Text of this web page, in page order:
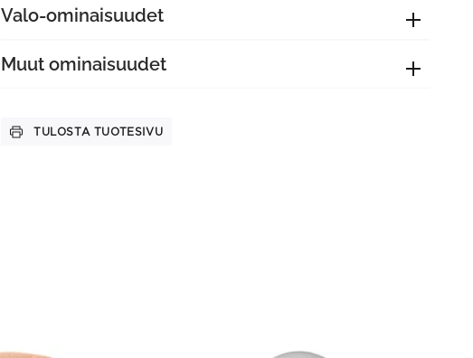
Valo-ominaisuudet
Muut ominaisuudet
TULOSTA TUOTESIVU